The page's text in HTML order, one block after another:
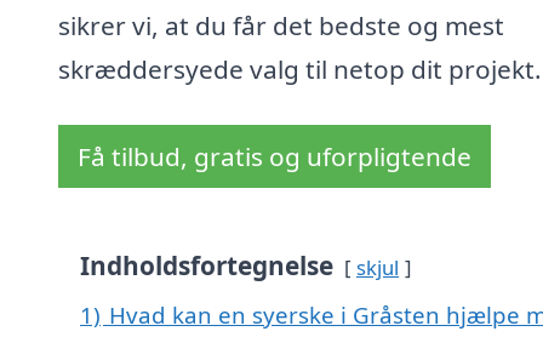
sikrer vi, at du får det bedste og mest
skræddersyede valg til netop dit projekt.
Få tilbud, gratis og uforpligtende
Indholdsfortegnelse skjul
1) Hvad kan en syerske i Gråsten hjælpe